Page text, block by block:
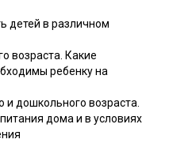
детей в различном
возраста. Какие
ребенку на
и дошкольного возраста.
дома и в условиях